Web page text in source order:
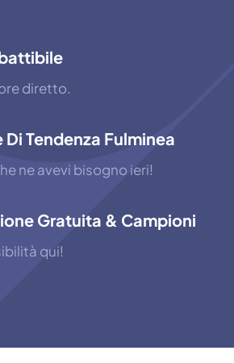
diretto.
Di Tendenza Fulminea
ne avevi bisogno ieri!
Gratuita & Campioni
qui!